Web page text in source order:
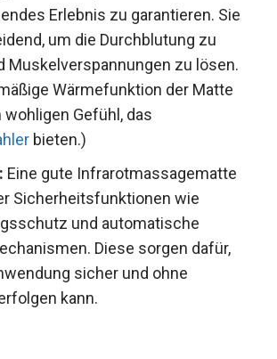
Erlebnis zu garantieren. Sie
um die Durchblutung zu
Muskelverspannungen zu lösen.
Wärmefunktion der Matte
wohligen Gefühl, das
bieten.)
Eine gute Infrarotmassagematte
Sicherheitsfunktionen wie
und automatische
Diese sorgen dafür,
sicher und ohne
kann.